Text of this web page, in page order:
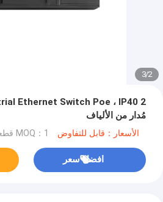
2
/
3
مُدار من الألياف
الأسعار：قابل للتفاوض MOQ：1 قطعة
افضل سعر